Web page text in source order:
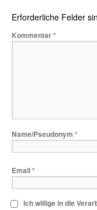
Erforderliche Felder
Kommentar*
Name/Pseudonym *
Email*
Ich willige in die